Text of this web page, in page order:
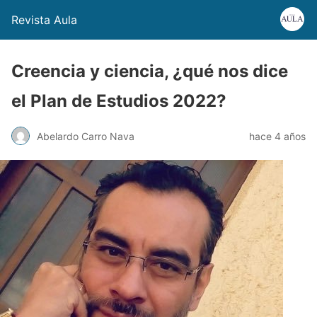
Revista Aula
Creencia y ciencia, ¿qué nos dice
el Plan de Estudios 2022?
Abelardo Carro Nava hace 4 años